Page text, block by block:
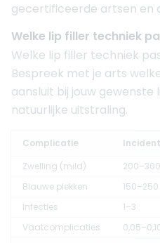
gecertificeerde artsen en
Welke lip filler techniek
Welke lip filler techniek
Bespreek met je arts
aansluit bij jouw
natuurlijke uitstraling.
Complicatie
Zwelling (mild)
200–300
Blauwe plekken
150–250
Infecties
1–3
Vaatcomplicaties